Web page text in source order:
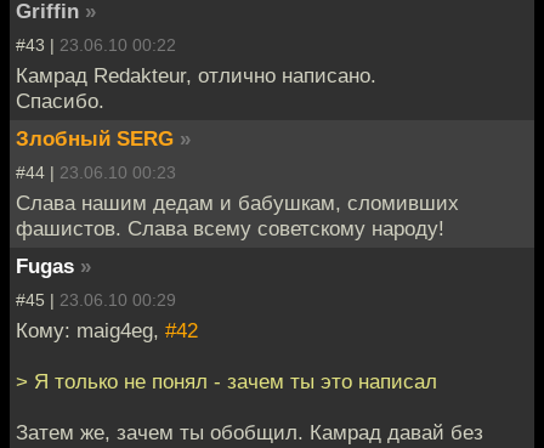
Griffin »
#43 | 23.06.10 00:22
Камрад Redakteur, отлично написано.
Спасибо.
Злобный SERG »
#44 | 23.06.10 00:23
Слава нашим дедам и бабушкам, сломивших
фашистов. Слава всему советскому народу!
Fugas »
#45 | 23.06.10 00:29
Кому: maig4eg, #42
> Я только не понял - зачем ты это написал
Затем же, зачем ты обобщил. Камрад давай без